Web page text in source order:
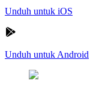
Unduh untuk iOS
Unduh untuk Android